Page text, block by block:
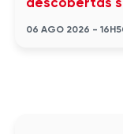
descobertas
06 AGO 2026 -